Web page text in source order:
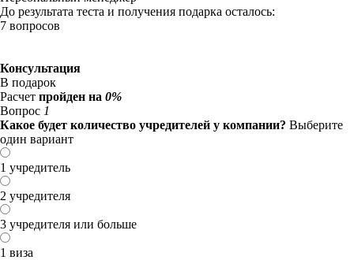
До результата теста и получения подарка осталось:
7 вопросов
Консультация
В подарок
Расчет пройден на 0%
Вопрос 1
Какое будет количество учредителей у компании? Выберите
один вариант
1 учредитель
2 учредителя
3 учредителя или больше
1 виза